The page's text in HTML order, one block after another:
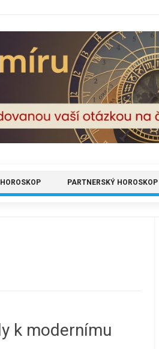
PARTNERSKÝ HOROSKOP
k modernímu